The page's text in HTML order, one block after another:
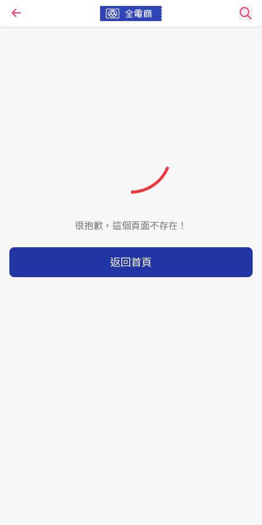
很抱歉，這個頁面不存在！
返回首頁